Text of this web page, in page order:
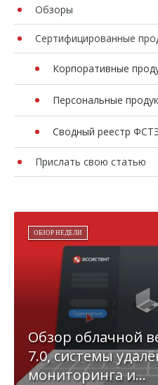
Обзоры
Сертифицированные
Корпоративные
Персональные
Сводный реестр
Прислать свою статью
ОБЗОР НЕДЕЛИ
Обзор облачной
7.0, системы
мониторинга и...